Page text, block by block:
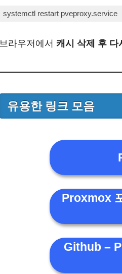
systemctl restart pveproxy.service
브라우저에서 캐시 삭제 후 다
유용한 링크 모음
Proxmox
Github –